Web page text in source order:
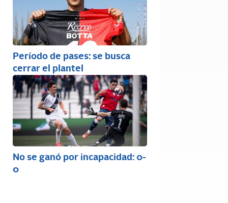
Período de pases: se busca
cerrar el plantel
No se ganó por incapacidad: 0-
0